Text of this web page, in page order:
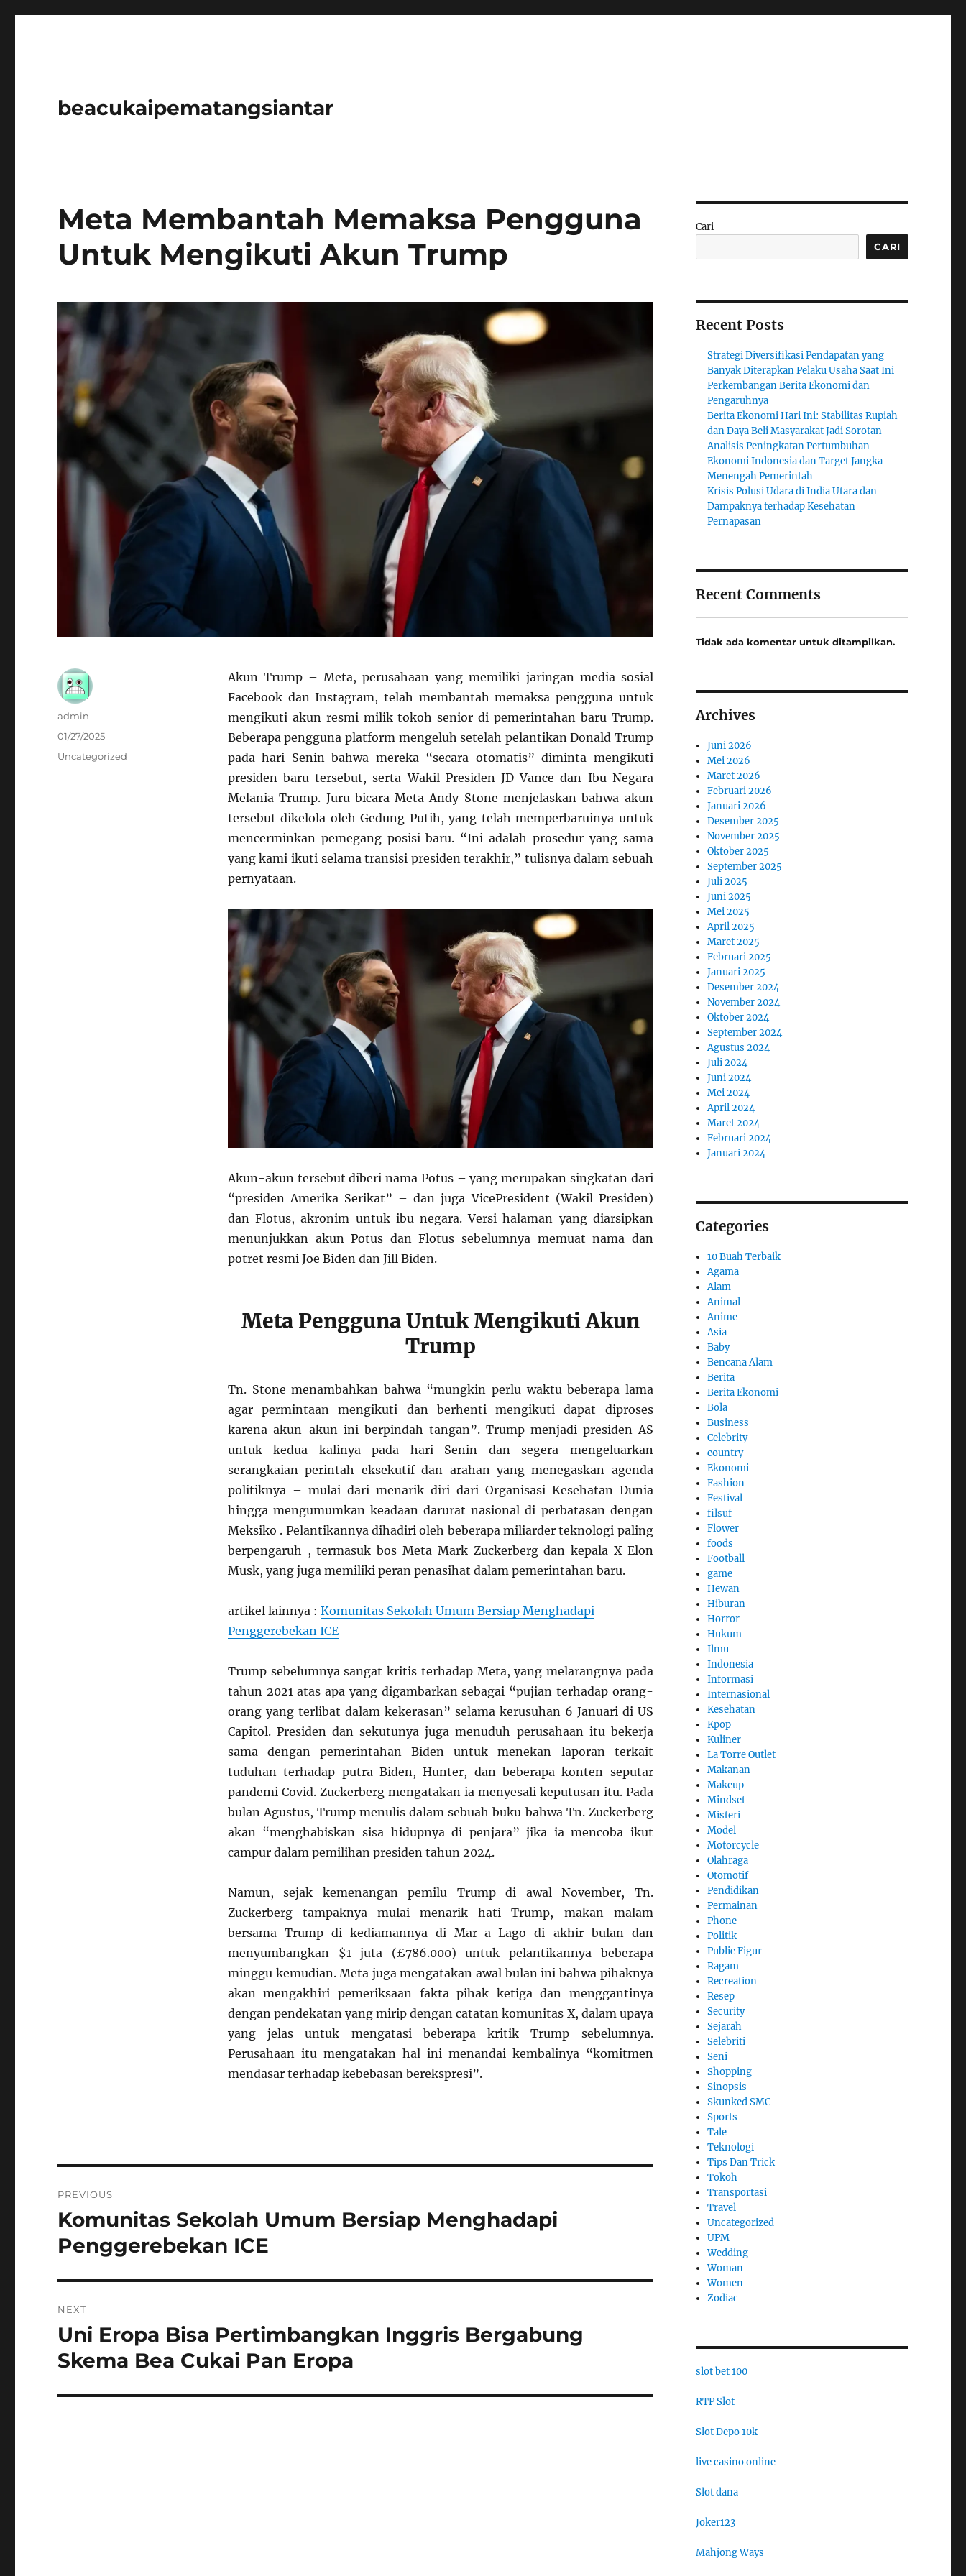
beacukaipematangsiantar
Meta Membantah Memaksa Pengguna
Untuk Mengikuti Akun Trump
Akun Trump – Meta, perusahaan yang memiliki jaringan media sosial
Facebook dan Instagram, telah membantah memaksa pengguna untuk
mengikuti akun resmi milik tokoh senior di pemerintahan baru Trump.
Beberapa pengguna platform mengeluh setelah pelantikan Donald Trump
pada hari Senin bahwa mereka “secara otomatis” diminta mengikuti
presiden baru tersebut, serta Wakil Presiden JD Vance dan Ibu Negara
Melania Trump. Juru bicara Meta Andy Stone menjelaskan bahwa akun
tersebut dikelola oleh Gedung Putih, yang telah memperbaruinya untuk
mencerminkan pemegang posisi baru. “Ini adalah prosedur yang sama
yang kami ikuti selama transisi presiden terakhir,” tulisnya dalam sebuah
pernyataan.
Akun-akun tersebut diberi nama Potus – yang merupakan singkatan dari
“presiden Amerika Serikat” – dan juga VicePresident (Wakil Presiden)
dan Flotus, akronim untuk ibu negara. Versi halaman yang diarsipkan
menunjukkan akun Potus dan Flotus sebelumnya memuat nama dan
potret resmi Joe Biden dan Jill Biden.
Meta Pengguna Untuk Mengikuti Akun
Trump
Tn. Stone menambahkan bahwa “mungkin perlu waktu beberapa lama
agar permintaan mengikuti dan berhenti mengikuti dapat diproses
karena akun-akun ini berpindah tangan”. Trump menjadi presiden AS
untuk kedua kalinya pada hari Senin dan segera mengeluarkan
serangkaian perintah eksekutif dan arahan yang menegaskan agenda
politiknya – mulai dari menarik diri dari Organisasi Kesehatan Dunia
hingga mengumumkan keadaan darurat nasional di perbatasan dengan
Meksiko . Pelantikannya dihadiri oleh beberapa miliarder teknologi paling
berpengaruh , termasuk bos Meta Mark Zuckerberg dan kepala X Elon
Musk, yang juga memiliki peran penasihat dalam pemerintahan baru.
artikel lainnya : Komunitas Sekolah Umum Bersiap Menghadapi
Penggerebekan ICE
Trump sebelumnya sangat kritis terhadap Meta, yang melarangnya pada
tahun 2021 atas apa yang digambarkan sebagai “pujian terhadap orang-
orang yang terlibat dalam kekerasan” selama kerusuhan 6 Januari di US
Capitol. Presiden dan sekutunya juga menuduh perusahaan itu bekerja
sama dengan pemerintahan Biden untuk menekan laporan terkait
tuduhan terhadap putra Biden, Hunter, dan beberapa konten seputar
pandemi Covid. Zuckerberg mengatakan ia menyesali keputusan itu. Pada
bulan Agustus, Trump menulis dalam sebuah buku bahwa Tn. Zuckerberg
akan “menghabiskan sisa hidupnya di penjara” jika ia mencoba ikut
campur dalam pemilihan presiden tahun 2024.
Namun, sejak kemenangan pemilu Trump di awal November, Tn.
Zuckerberg tampaknya mulai menarik hati Trump, makan malam
bersama Trump di kediamannya di Mar-a-Lago di akhir bulan dan
menyumbangkan $1 juta (£786.000) untuk pelantikannya beberapa
minggu kemudian. Meta juga mengatakan awal bulan ini bahwa pihaknya
akan mengakhiri pemeriksaan fakta pihak ketiga dan menggantinya
dengan pendekatan yang mirip dengan catatan komunitas X, dalam upaya
yang jelas untuk mengatasi beberapa kritik Trump sebelumnya.
Perusahaan itu mengatakan hal ini menandai kembalinya “komitmen
mendasar terhadap kebebasan berekspresi”.
Author
admin
Posted
01/27/2025
Categories
Uncategorized
pos
PREVIOUS
Previous
post:
Komunitas Sekolah Umum Bersiap Menghadapi
Penggerebekan ICE
NEXT
Next
post:
Uni Eropa Bisa Pertimbangkan Inggris Bergabung
Skema Bea Cukai Pan Eropa
Cari
CARI
Recent Posts
Strategi Diversifikasi Pendapatan yang
Banyak Diterapkan Pelaku Usaha Saat Ini
Perkembangan Berita Ekonomi dan
Pengaruhnya
Berita Ekonomi Hari Ini: Stabilitas Rupiah
dan Daya Beli Masyarakat Jadi Sorotan
Analisis Peningkatan Pertumbuhan
Ekonomi Indonesia dan Target Jangka
Menengah Pemerintah
Krisis Polusi Udara di India Utara dan
Dampaknya terhadap Kesehatan
Pernapasan
Recent Comments
Tidak ada komentar untuk ditampilkan.
Archives
Juni 2026
Mei 2026
Maret 2026
Februari 2026
Januari 2026
Desember 2025
November 2025
Oktober 2025
September 2025
Juli 2025
Juni 2025
Mei 2025
April 2025
Maret 2025
Februari 2025
Januari 2025
Desember 2024
November 2024
Oktober 2024
September 2024
Agustus 2024
Juli 2024
Juni 2024
Mei 2024
April 2024
Maret 2024
Februari 2024
Januari 2024
Categories
10 Buah Terbaik
Agama
Alam
Animal
Anime
Asia
Baby
Bencana Alam
Berita
Berita Ekonomi
Bola
Business
Celebrity
country
Ekonomi
Fashion
Festival
filsuf
Flower
foods
Football
game
Hewan
Hiburan
Horror
Hukum
Ilmu
Indonesia
Informasi
Internasional
Kesehatan
Kpop
Kuliner
La Torre Outlet
Makanan
Makeup
Mindset
Misteri
Model
Motorcycle
Olahraga
Otomotif
Pendidikan
Permainan
Phone
Politik
Public Figur
Ragam
Recreation
Resep
Security
Sejarah
Selebriti
Seni
Shopping
Sinopsis
Skunked SMC
Sports
Tale
Teknologi
Tips Dan Trick
Tokoh
Transportasi
Travel
Uncategorized
UPM
Wedding
Woman
Women
Zodiac
slot bet 100
RTP Slot
Slot Depo 10k
live casino online
Slot dana
Joker123
Mahjong Ways